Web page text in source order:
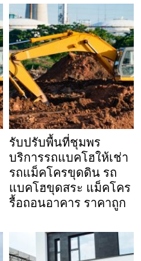
รับปรับพื้นที่ชุมพร
บริการรถแบคโฮให้เช่า
รถแม็คโครขุดดิน รถ
แบคโฮขุดสระ แม็คโคร
รื้อถอนอาคาร ราคาถูก